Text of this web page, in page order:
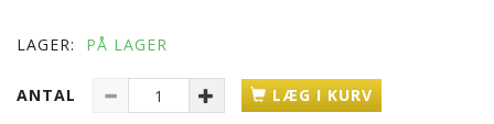
LAGER: PÅ LAGER
ANTAL LÆG I KURV